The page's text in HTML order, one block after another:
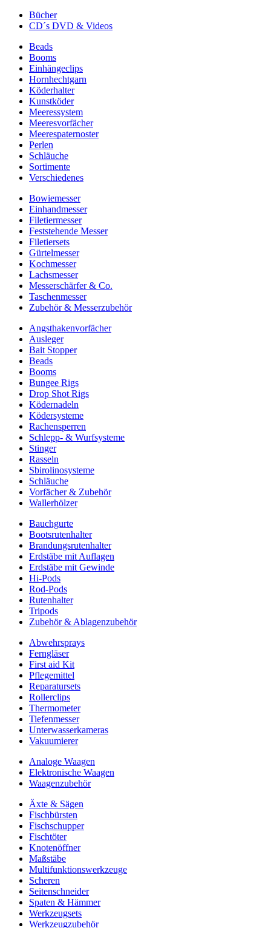
Bücher
CD´s DVD & Videos
Beads
Booms
Einhängeclips
Hornhechtgarn
Köderhalter
Kunstköder
Meeressystem
Meeresvorfächer
Meerespaternoster
Perlen
Schläuche
Sortimente
Verschiedenes
Bowiemesser
Einhandmesser
Filetiermesser
Feststehende Messer
Filetiersets
Gürtelmesser
Kochmesser
Lachsmesser
Messerschärfer & Co.
Taschenmesser
Zubehör & Messerzubehör
Angsthakenvorfächer
Ausleger
Bait Stopper
Beads
Booms
Bungee Rigs
Drop Shot Rigs
Ködernadeln
Ködersysteme
Rachensperren
Schlepp- & Wurfsysteme
Stinger
Rasseln
Sbirolinosysteme
Schläuche
Vorfächer & Zubehör
Wallerhölzer
Bauchgurte
Bootsrutenhalter
Brandungsrutenhalter
Erdstäbe mit Auflagen
Erdstäbe mit Gewinde
Hi-Pods
Rod-Pods
Rutenhalter
Tripods
Zubehör & Ablagenzubehör
Abwehrsprays
Ferngläser
First aid Kit
Pflegemittel
Reparatursets
Rollerclips
Thermometer
Tiefenmesser
Unterwasserkameras
Vakuumierer
Analoge Waagen
Elektronische Waagen
Waagenzubehör
Äxte & Sägen
Fischbürsten
Fischschupper
Fischtöter
Knotenöffner
Maßstäbe
Multifunktionswerkzeuge
Scheren
Seitenschneider
Spaten & Hämmer
Werkzeugsets
Werkzeugzubehör